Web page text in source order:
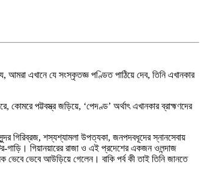
এখানে যে সংস্কৃতজ্ঞ পণ্ডিত পাঠিয়ে দেব, তিনি এখানকার
পট্টবস্ত্র জড়িয়ে, ‘পেদণ্ড’ অর্থাৎ এখানকার ব্রাহ্মণদের
গিরিব্রজ, শস্যশ্যামলা উপত্যকা, জনপদবধূদের স্নানসেবায়
গাড়ি। গিয়ানয়ারের রাজা ও এই প্রদেশের একজন ওলন্দাজ
ভেবে আউড়িয়ে গেলেন। বাকি পর্ব কী তাই তিনি জানতে